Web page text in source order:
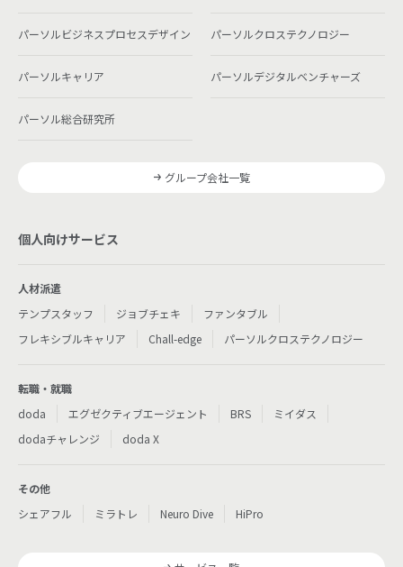
パーソルビジネスプロセスデザイン パーソルクロステクノロジー
パーソルキャリア パーソルデジタルベンチャーズ
パーソル総合研究所
グループ会社一覧
個人向けサービス
人材派遣
テンプスタッフ
ジョブチェキ
ファンタブル
フレキシブルキャリア
Chall-edge パーソルクロステクノロジー
転職・就職
doda
エグゼクティブエージェント BRS
ミイダス
dodaチャレンジ
doda X
その他
シェアフル
ミラトレ Neuro Dive HiPro